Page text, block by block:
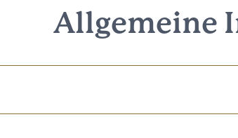
Allgemeine